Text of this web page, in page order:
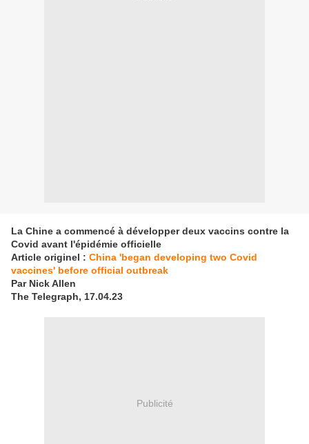
La Chine a commencé à développer deux vaccins contre la
Covid avant l'épidémie officielle
Article originel : China 'began developing two Covid
vaccines' before official outbreak
Par Nick Allen
The Telegraph, 17.04.23
Publicité